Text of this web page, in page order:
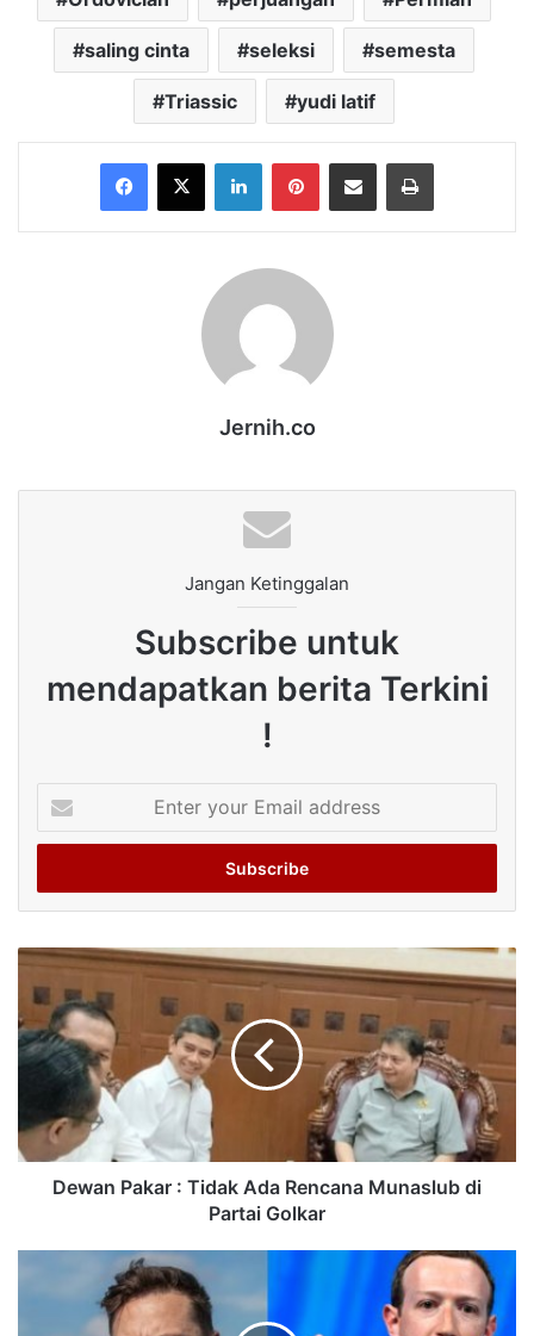
saling cinta seleksi semesta
Triassic yudi latif
Facebook
X LinkedInPinterestShare via Email Print
Jernih.co
Jangan Ketinggalan
Subscribe untuk
mendapatkan berita Terkini
!
your
Email
Dewan Pakar : Tidak Ada Rencana Munaslub di
Partai Golkar